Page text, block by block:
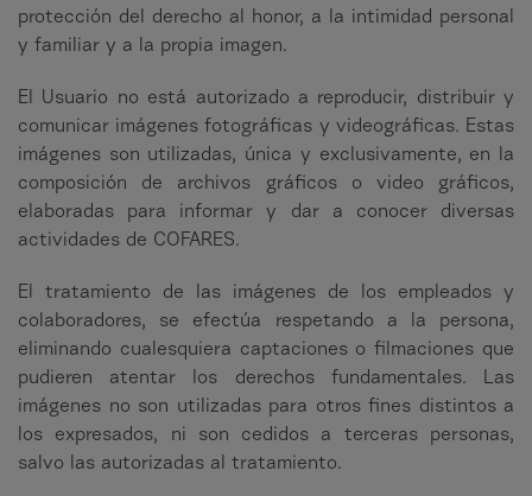
protección del derecho al honor, a la intimidad personal
y familiar y a la propia imagen.
El Usuario no está autorizado a reproducir, distribuir y
comunicar imágenes fotográficas y videográficas. Estas
imágenes son utilizadas, única y exclusivamente, en la
composición de archivos gráficos o video gráficos,
elaboradas para informar y dar a conocer diversas
actividades de COFARES.
El tratamiento de las imágenes de los empleados y
colaboradores, se efectúa respetando a la persona,
eliminando cualesquiera captaciones o filmaciones que
pudieren atentar los derechos fundamentales. Las
imágenes no son utilizadas para otros fines distintos a
los expresados, ni son cedidos a terceras personas,
salvo las autorizadas al tratamiento.